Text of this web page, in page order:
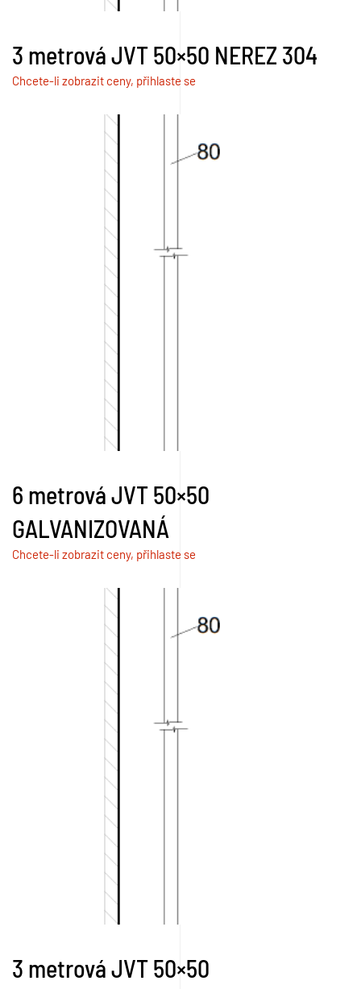
3 metrová JVT 50×50 NEREZ 304
Chcete-li zobrazit ceny, přihlaste se
6 metrová JVT 50×50
GALVANIZOVANÁ
Chcete-li zobrazit ceny, přihlaste se
3 metrová JVT 50×50